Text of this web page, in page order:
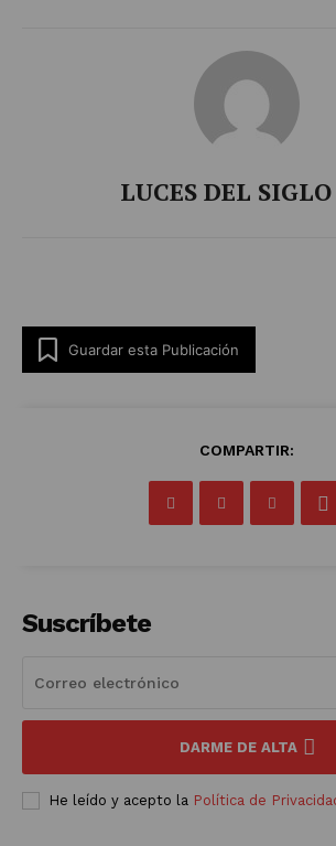
LUCES DEL
Guardar esta Publicación
COMPARTIR:
Suscríbete
DARME DE ALTA
He leído y acepto la Política de